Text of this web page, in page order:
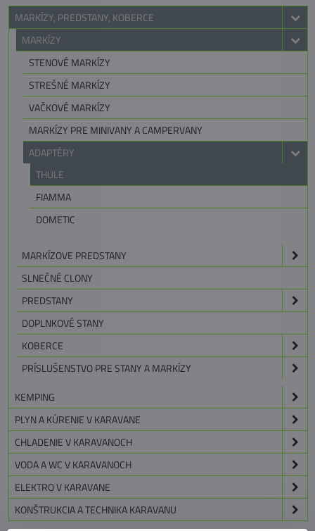
MARKÍZY, PREDSTANY, KOBERCE
MARKÍZY
STENOVÉ MARKÍZY
STREŠNÉ MARKÍZY
VAČKOVÉ MARKÍZY
MARKÍZY PRE MINIVANY A CAMPERVANY
ADAPTÉRY
THULE
FIAMMA
DOMETIC
MARKÍZOVE PREDSTANY
SLNEČNÉ CLONY
PREDSTANY
DOPLNKOVÉ STANY
KOBERCE
PRÍSLUŠENSTVO PRE STANY A MARKÍZY
KEMPING
PLYN A KÚRENIE V KARAVANE
CHLADENIE V KARAVANOCH
VODA A WC V KARAVANOCH
ELEKTRO V KARAVANE
KONŠTRUKCIA A TECHNIKA KARAVANU